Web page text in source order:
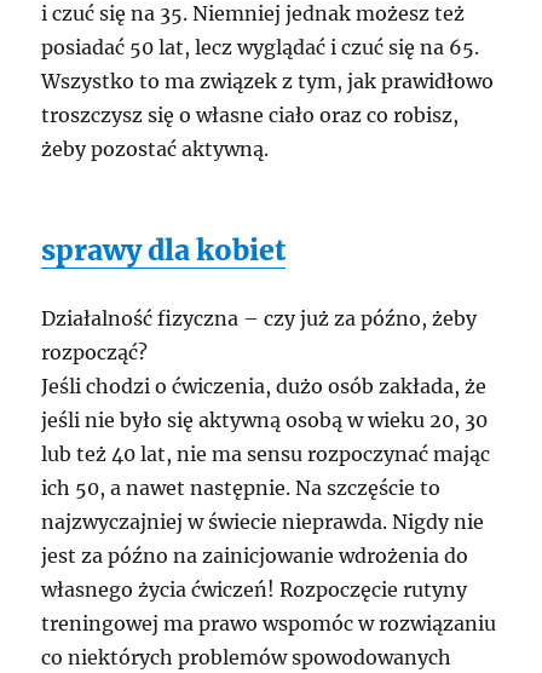
i czuć się na 35. Niemniej jednak możesz też
posiadać 50 lat, lecz wyglądać i czuć się na 65.
Wszystko to ma związek z tym, jak prawidłowo
troszczysz się o własne ciało oraz co robisz,
żeby pozostać aktywną.
sprawy dla kobiet
Działalność fizyczna – czy już za późno, żeby
rozpocząć?
Jeśli chodzi o ćwiczenia, dużo osób zakłada, że
jeśli nie było się aktywną osobą w wieku 20, 30
lub też 40 lat, nie ma sensu rozpoczynać mając
ich 50, a nawet następnie. Na szczęście to
najzwyczajniej w świecie nieprawda. Nigdy nie
jest za późno na zainicjowanie wdrożenia do
własnego życia ćwiczeń! Rozpoczęcie rutyny
treningowej ma prawo wspomóc w rozwiązaniu
co niektórych problemów spowodowanych